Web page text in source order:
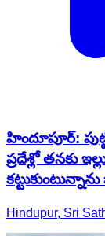
హిందూపూర్‌:
ప్రదేశ్లో తనకు
Hindupur, Sri